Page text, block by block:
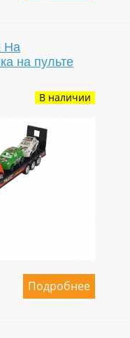
На
на пульте
В наличии
Подробнее